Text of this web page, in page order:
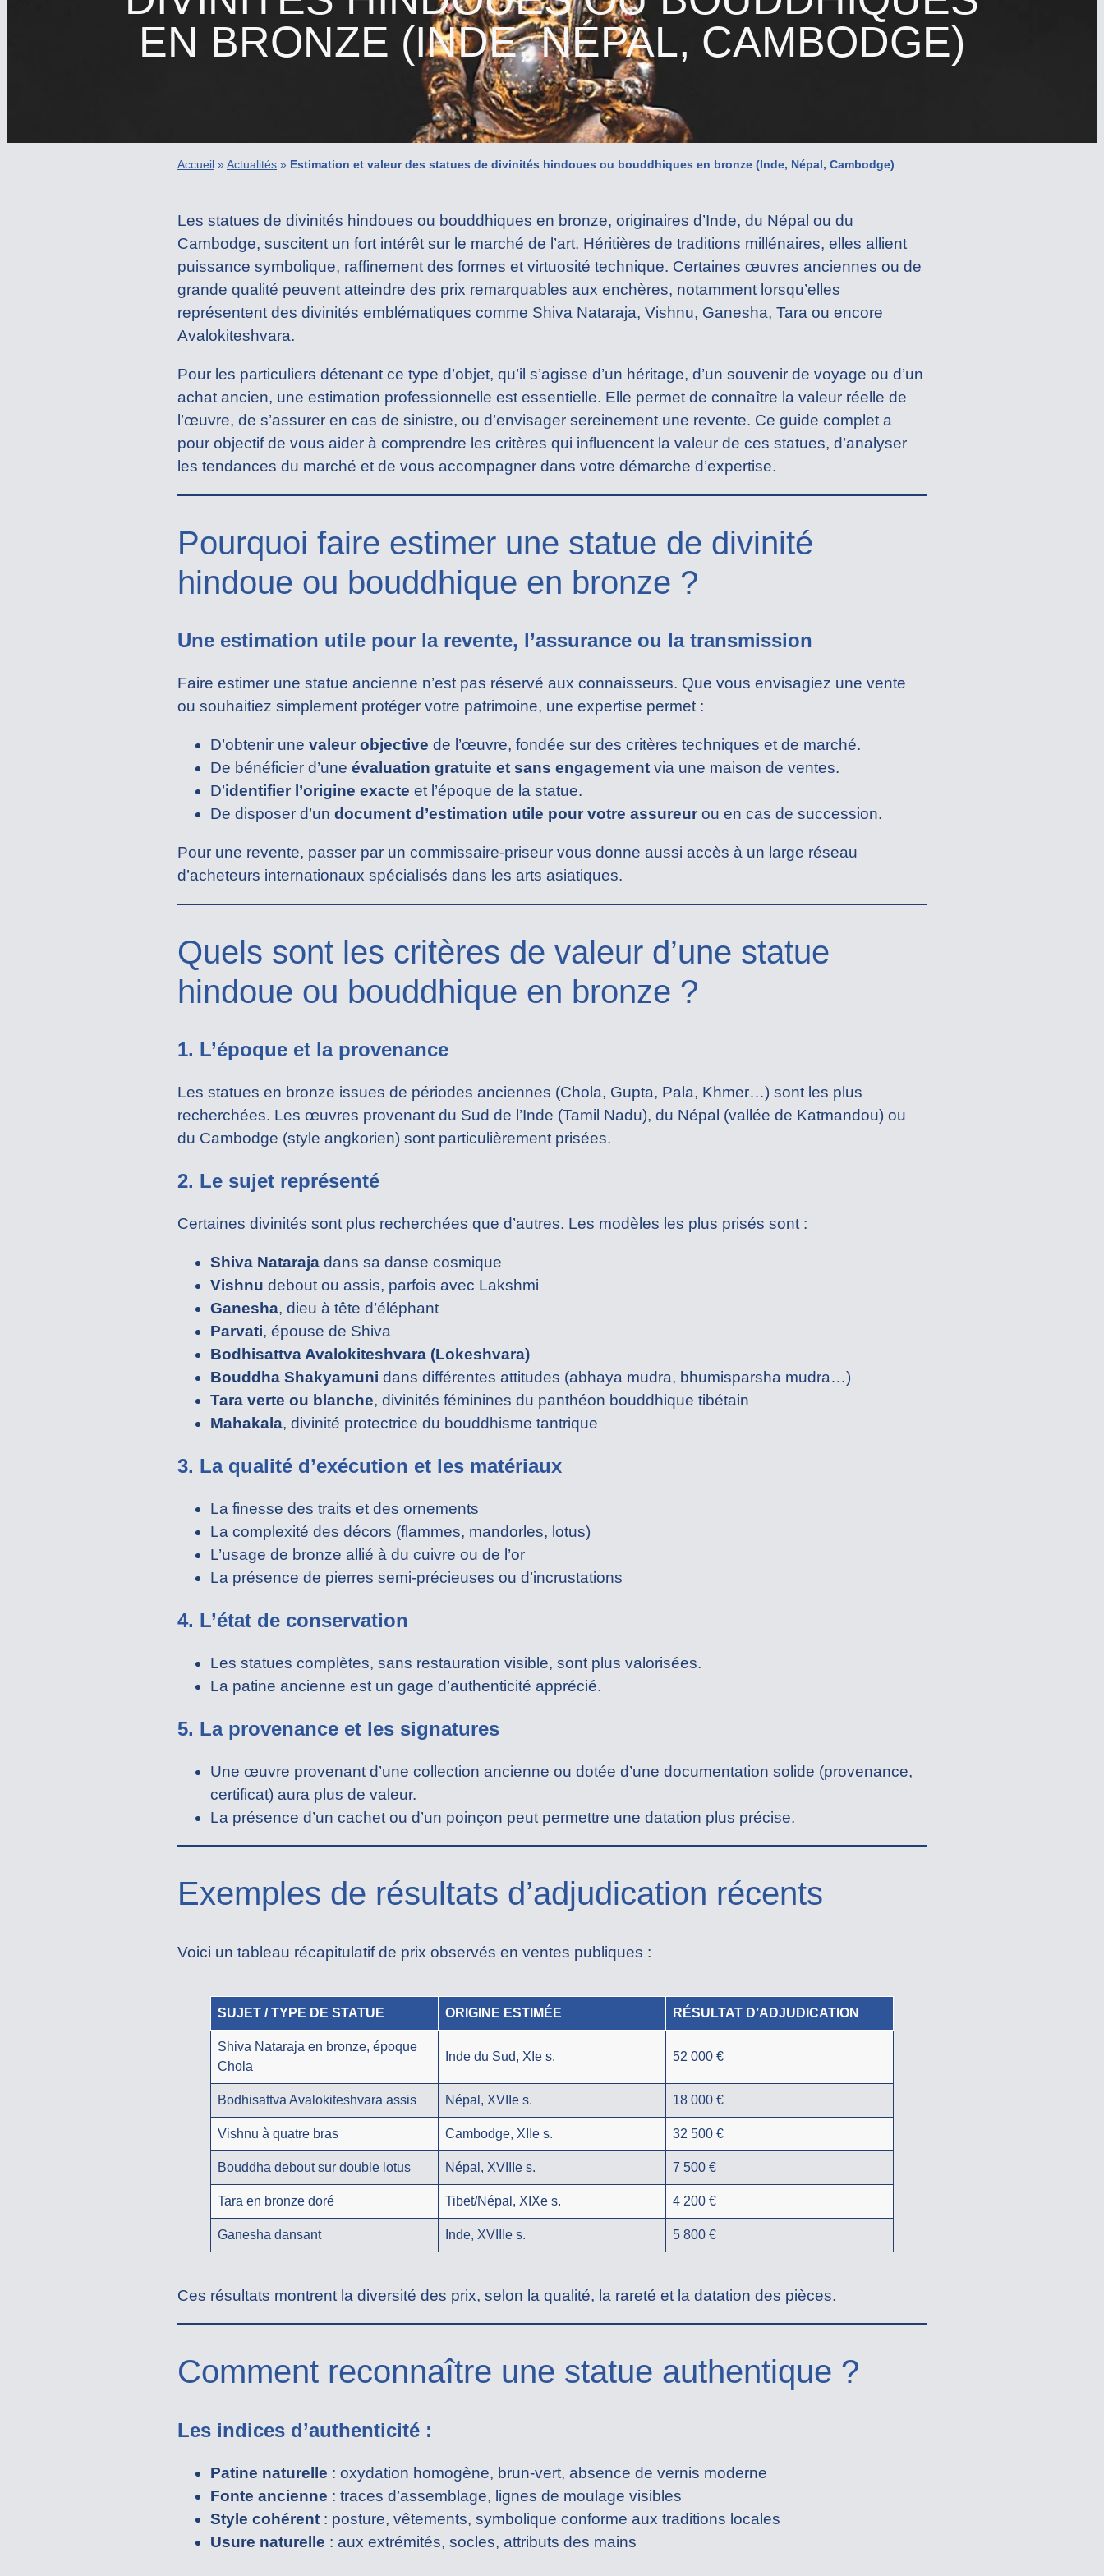
EN BRONZE (INDE, NÉPAL, CAMBODGE)
Accueil »Actualités » Estimation et valeur des statues de divinités hindoues ou bouddhiques en bronze (Inde, Népal, Cambodge)
Les statues de divinités hindoues ou bouddhiques en bronze, originaires d’Inde, du Népal ou du
Cambodge, suscitent un fort intérêt sur le marché de l’art. Héritières de traditions millénaires, elles allient
puissance symbolique, raffinement des formes et virtuosité technique. Certaines œuvres anciennes ou de
grande qualité peuvent atteindre des prix remarquables aux enchères, notamment lorsqu’elles
représentent des divinités emblématiques comme Shiva Nataraja, Vishnu, Ganesha, Tara ou encore
Avalokiteshvara.
Pour les particuliers détenant ce type d’objet, qu’il s’agisse d’un héritage, d’un souvenir de voyage ou d’un
achat ancien, une estimation professionnelle est essentielle. Elle permet de connaître la valeur réelle de
l’œuvre, de s’assurer en cas de sinistre, ou d’envisager sereinement une revente. Ce guide complet a
pour objectif de vous aider à comprendre les critères qui influencent la valeur de ces statues, d’analyser
les tendances du marché et de vous accompagner dans votre démarche d’expertise.
Pourquoi faire estimer une statue de divinité
hindoue ou bouddhique en bronze ?
Une estimation utile pour la revente, l’assurance ou la transmission
Faire estimer une statue ancienne n’est pas réservé aux connaisseurs. Que vous envisagiez une vente
ou souhaitiez simplement protéger votre patrimoine, une expertise permet :
D’obtenir une valeur objective de l’œuvre, fondée sur des critères techniques et de marché.
De bénéficier d’une évaluation gratuite et sans engagement via une maison de ventes.
D’identifier l’origine exacte et l’époque de la statue.
De disposer d’un document d’estimation utile pour votre assureur ou en cas de succession.
Pour une revente, passer par un commissaire-priseur vous donne aussi accès à un large réseau
d’acheteurs internationaux spécialisés dans les arts asiatiques.
Quels sont les critères de valeur d’une statue
hindoue ou bouddhique en bronze ?
1. L’époque et la provenance
Les statues en bronze issues de périodes anciennes (Chola, Gupta, Pala, Khmer…) sont les plus
recherchées. Les œuvres provenant du Sud de l’Inde (Tamil Nadu), du Népal (vallée de Katmandou) ou
du Cambodge (style angkorien) sont particulièrement prisées.
2. Le sujet représenté
Certaines divinités sont plus recherchées que d’autres. Les modèles les plus prisés sont :
Shiva Nataraja dans sa danse cosmique
Vishnu debout ou assis, parfois avec Lakshmi
Ganesha, dieu à tête d’éléphant
Parvati, épouse de Shiva
Bodhisattva Avalokiteshvara (Lokeshvara)
Bouddha Shakyamuni dans différentes attitudes (abhaya mudra, bhumisparsha mudra…)
Tara verte ou blanche, divinités féminines du panthéon bouddhique tibétain
Mahakala, divinité protectrice du bouddhisme tantrique
3. La qualité d’exécution et les matériaux
La finesse des traits et des ornements
La complexité des décors (flammes, mandorles, lotus)
L’usage de bronze allié à du cuivre ou de l’or
La présence de pierres semi-précieuses ou d’incrustations
4. L’état de conservation
Les statues complètes, sans restauration visible, sont plus valorisées.
La patine ancienne est un gage d’authenticité apprécié.
5. La provenance et les signatures
Une œuvre provenant d’une collection ancienne ou dotée d’une documentation solide (provenance,
certificat) aura plus de valeur.
La présence d’un cachet ou d’un poinçon peut permettre une datation plus précise.
Exemples de résultats d’adjudication récents
Voici un tableau récapitulatif de prix observés en ventes publiques :
SUJET / TYPE DE STATUE ORIGINE ESTIMÉE RÉSULTAT D’ADJUDICATION
Shiva Nataraja en bronze, époque
Chola
Inde du Sud, XIe s. 52 000 €
Bodhisattva Avalokiteshvara assis Népal, XVIIe s. 18 000 €
Vishnu à quatre bras Cambodge, XIIe s. 32 500 €
Bouddha debout sur double lotus Népal, XVIIIe s. 7 500 €
Tara en bronze doré Tibet/Népal, XIXe s. 4 200 €
Ganesha dansant Inde, XVIIIe s. 5 800 €
Ces résultats montrent la diversité des prix, selon la qualité, la rareté et la datation des pièces.
Comment reconnaître une statue authentique ?
Les indices d’authenticité :
Patine naturelle : oxydation homogène, brun-vert, absence de vernis moderne
Fonte ancienne : traces d’assemblage, lignes de moulage visibles
Style cohérent : posture, vêtements, symbolique conforme aux traditions locales
Usure naturelle : aux extrémités, socles, attributs des mains